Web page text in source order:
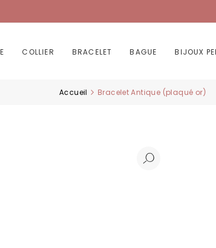
COLLIER BRACELET BAGUE BIJOUX
Accueil Bracelet Antique (plaqué or)